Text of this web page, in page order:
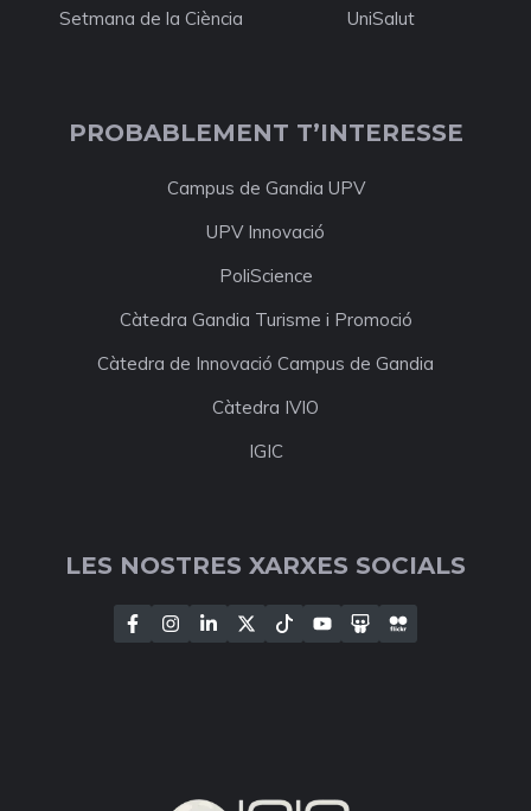
Setmana de la Ciència
UniSalut
PROBABLEMENT T’INTERESSE
Campus de Gandia UPV
UPV Innovació
PoliScience
Càtedra Gandia Turisme i Promoció
Càtedra de Innovació Campus de Gandia
Càtedra IVIO
IGIC
LES NOSTRES XARXES SOCIALS